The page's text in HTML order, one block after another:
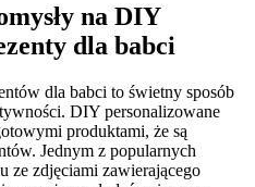
na DIY
dla babci
dla babci to świetny sposób
DIY personalizowane
produktami, że są
Jednym z popularnych
ze zdjęciami zawierającego